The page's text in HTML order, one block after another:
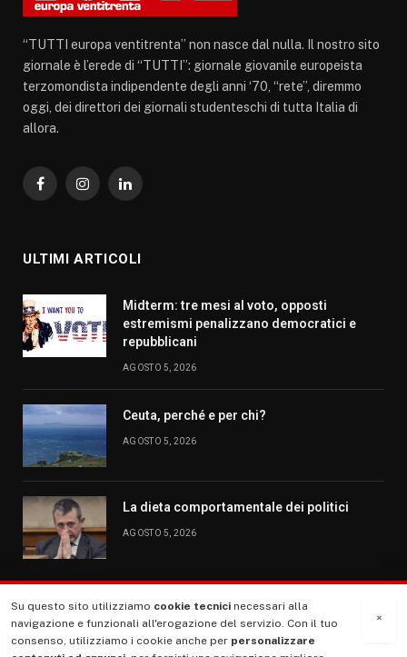
“TUTTI europa ventitrenta” non nasce dal nulla. Il nostro sito
giornale è l’erede di “TUTTI”: giornale giovanile europeista
terzomondista indipendente degli anni ‘70, “rete”, diremmo
oggi, dei direttori dei giornali studenteschi di tutta Italia di
allora.
FacebookInstagramLinkedIn
ULTIMI ARTICOLI
Midterm: tre mesi al voto, opposti
estremismi penalizzano democratici e
repubblicani
AGOSTO 5, 2026
Ceuta, perché e per chi?
AGOSTO 5, 2026
La dieta comportamentale dei politici
AGOSTO 5, 2026
MENU ×
Su questo sito utilizziamo cookie tecnici necessari alla
navigazione e funzionali all'erogazione del servizio. Con il tuo
consenso, utilizziamo i cookie anche per personalizzare